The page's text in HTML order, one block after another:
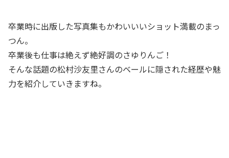
卒業時に出版した写真集もかわいいいショット満載のまっ
つん。
卒業後も仕事は絶えず絶好調のさゆりんご！
そんな話題の松村沙友里さんのベールに隠された経歴や魅
力を紹介していきますね。